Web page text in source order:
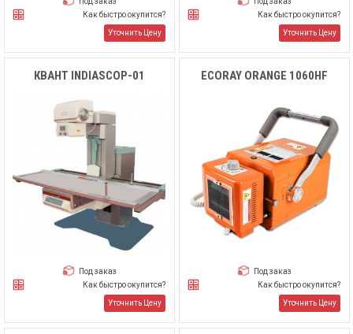
Как быстро окупится?
Уточнить Цену
Как быстро окупится?
Уточнить Цену
КВАНТ INDIASCOP-01
Под заказ
Как быстро окупится?
Уточнить Цену
ECORAY ORANGE 1060HF
Под заказ
Как быстро окупится?
Уточнить Цену